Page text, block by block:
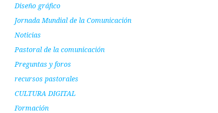
Diseño gráfico
Jornada Mundial de la Comunicación
Noticias
Pastoral de la comunicación
Preguntas y foros
recursos pastorales
CULTURA DIGITAL
Formación